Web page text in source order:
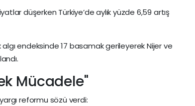
düşerken Türkiye’de aylık yüzde 6,59 artış
algı endeksinde 17 basamak gerileyerek Nijer ve
Mücadele"
yargı reformu sözü verdi: